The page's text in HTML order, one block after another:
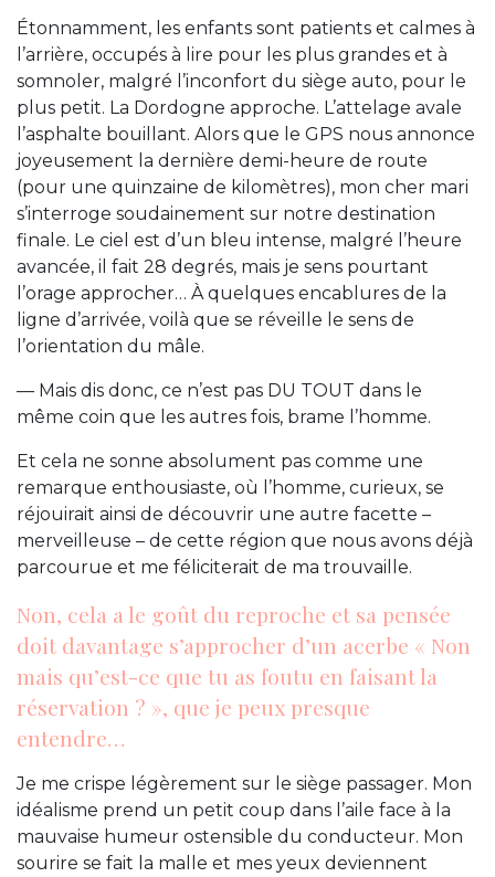
Étonnamment, les enfants sont patients et calmes à
l’arrière, occupés à lire pour les plus grandes et à
somnoler, malgré l’inconfort du siège auto, pour le
plus petit. La Dordogne approche. L’attelage avale
l’asphalte bouillant. Alors que le GPS nous annonce
joyeusement la dernière demi-heure de route
(pour une quinzaine de kilomètres), mon cher mari
s’interroge soudainement sur notre destination
finale. Le ciel est d’un bleu intense, malgré l’heure
avancée, il fait 28 degrés, mais je sens pourtant
l’orage approcher… À quelques encablures de la
ligne d’arrivée, voilà que se réveille le sens de
l’orientation du mâle.
— Mais dis donc, ce n’est pas DU TOUT dans le
même coin que les autres fois, brame l’homme.
Et cela ne sonne absolument pas comme une
remarque enthousiaste, où l’homme, curieux, se
réjouirait ainsi de découvrir une autre facette –
merveilleuse – de cette région que nous avons déjà
parcourue et me féliciterait de ma trouvaille.
Non, cela a le goût du reproche et sa pensée
doit davantage s’approcher d’un acerbe « Non
mais qu’est-ce que tu as foutu en faisant la
réservation ? », que je peux presque
entendre…
Je me crispe légèrement sur le siège passager. Mon
idéalisme prend un petit coup dans l’aile face à la
mauvaise humeur ostensible du conducteur. Mon
sourire se fait la malle et mes yeux deviennent